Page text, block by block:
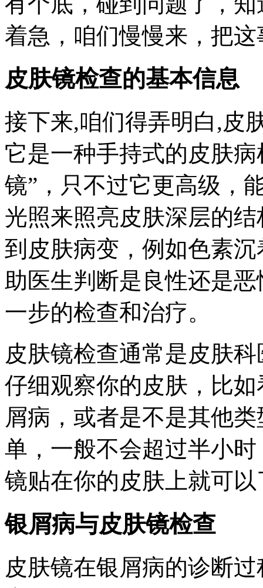
着急，咱们慢慢来，把
皮肤镜检查的基本信息
接下来,咱们得弄明白,皮
它是一种手持式的皮肤
镜”，只不过它更高级，
光照来照亮皮肤深层的
到皮肤病变，例如色素
助医生判断是良性还是
一步的检查和治疗。
皮肤镜检查通常是皮肤
仔细观察你的皮肤，比
屑病，或者是不是其他
单，一般不会超过半小
镜贴在你的皮肤上就可以
银屑病与皮肤镜检查
皮肤镜在银屑病的诊断